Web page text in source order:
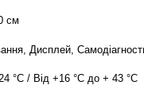
см
Дисплей,
°C / Від +16 °C до + 43 °C